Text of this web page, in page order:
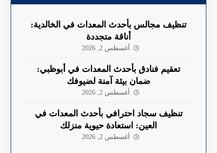
تنظيف مجالس بأحدث المعدات في الخالدية:
أناقة متجددة
أغسطس 2, 2026
تعقيم فنادق بأحدث المعدات في أبوظبي:
ضمان بيئة آمنة لضيوفك
أغسطس 2, 2026
تنظيف سجاد احترافي بأحدث المعدات في
العين: استعادة حيوية منزلك
أغسطس 2, 2026